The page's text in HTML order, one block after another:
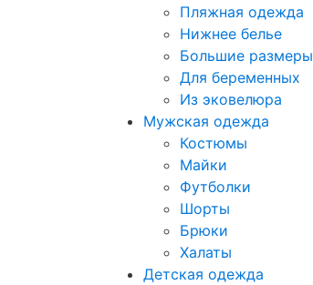
Пляжная одежда
Нижнее белье
Большие размеры
Для беременных
Из эковелюра
Мужская одежда
Костюмы
Майки
Футболки
Шорты
Брюки
Халаты
Детская одежда